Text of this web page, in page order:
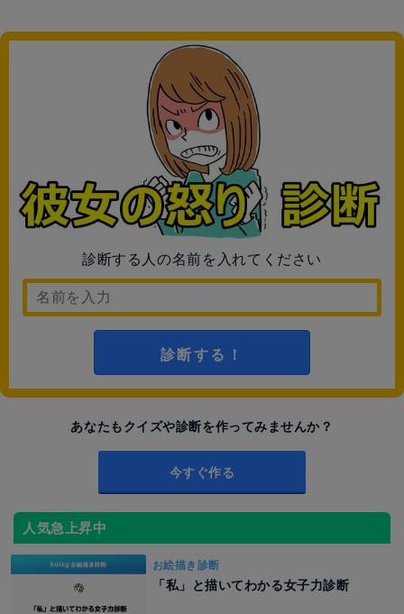
診断する人の名前を入れてください
診断する！
あなたもクイズや診断を作ってみませんか？
今すぐ作る
人気急上昇中
お絵描き診断
「私」と描いてわかる女子力診断